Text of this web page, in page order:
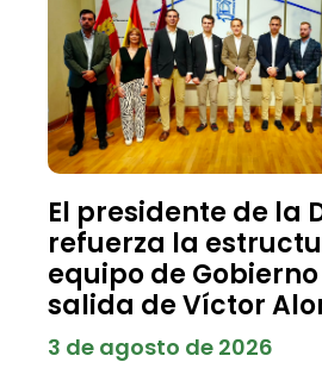
El presidente de la
refuerza la
equipo de
salida de Víctor
3 de agosto de 2026